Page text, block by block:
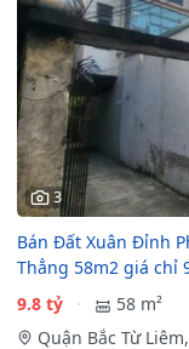
3
Bán Đất Xuân Đỉnh
Thẳng 58m2 giá chỉ
9.8 tỷ
58 m²
Quận Bắc Từ